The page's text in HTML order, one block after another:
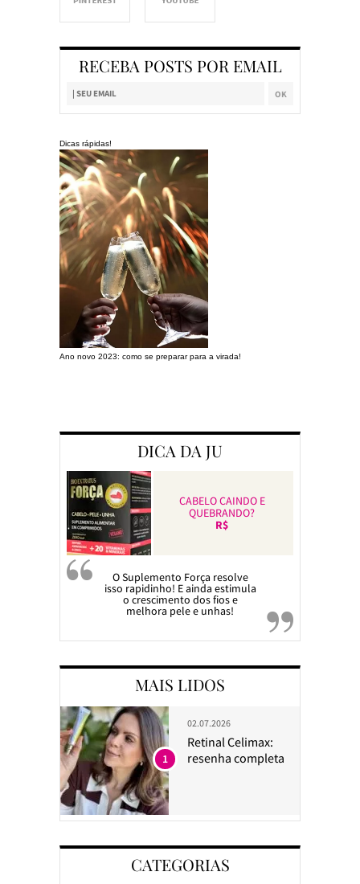
RECEBA POSTS POR EMAIL
Dicas rápidas!
Ano novo 2023: como se preparar para a virada!
DICA DA JU
CABELO CAINDO E
QUEBRANDO?
R$
O Suplemento Força resolve
isso rapidinho! E ainda estimula
o crescimento dos fios e
melhora pele e unhas!
MAIS LIDOS
02.07.2026
Retinal Celimax:
resenha completa
1
CATEGORIAS